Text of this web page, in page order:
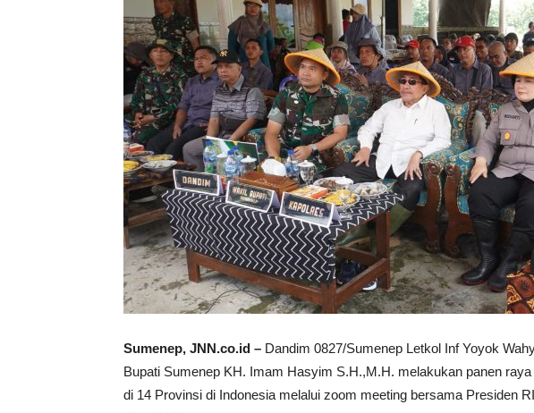
Sumenep, JNN.co.id – Dandim 0827/Sumenep Letkol Inf Yoyok
Bupati Sumenep KH. Imam Hasyim S.H.,M.H. melakukan panen
di 14 Provinsi di Indonesia melalui zoom meeting bersama Presiden